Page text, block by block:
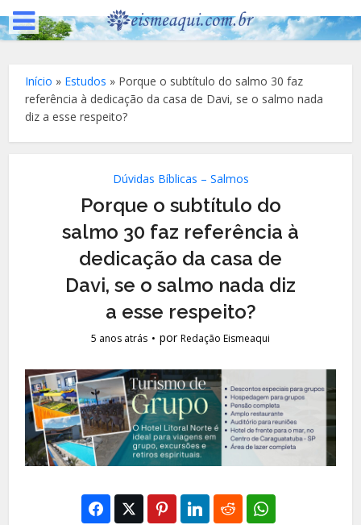
Início » Estudos » Porque o subtítulo do salmo 30 faz
referência à dedicação da casa de Davi, se o salmo nada
diz a esse respeito?
Dúvidas Bíblicas – Salmos
Porque o subtítulo do
salmo 30 faz referência à
dedicação da casa de
Davi, se o salmo nada diz
a esse respeito?
5 anos atrás porRedação Eismeaqui